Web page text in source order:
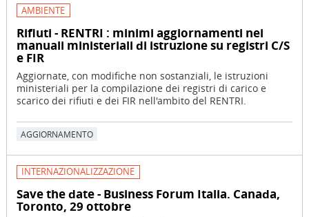
AMBIENTE
Rifiuti - RENTRI : minimi aggiornamenti nei
manuali ministeriali di istruzione su registri C/S
e FIR
Aggiornate, con modifiche non sostanziali, le istruzioni
ministeriali per la compilazione dei registri di carico e
scarico dei rifiuti e dei FIR nell'ambito del RENTRI.
AGGIORNAMENTO
INTERNAZIONALIZZAZIONE
Save the date - Business Forum Italia. Canada,
Toronto, 29 ottobre